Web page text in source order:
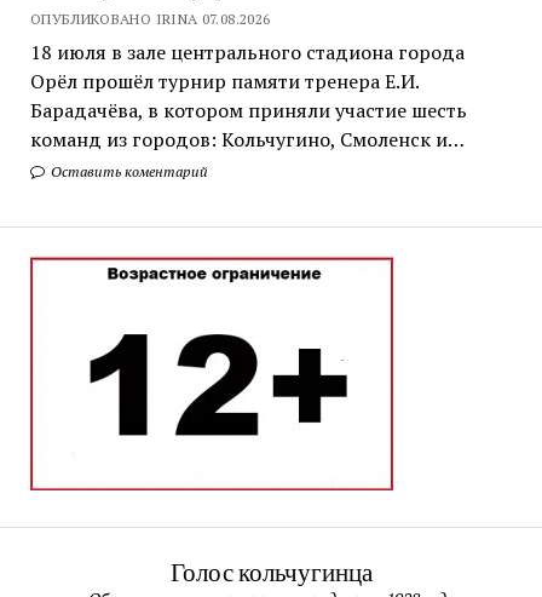
ОПУБЛИКОВАНО IRINA 07.08.2026
18 июля в зале центрального стадиона города
Орёл прошёл турнир памяти тренера Е.И.
Барадачёва, в котором приняли участие шесть
команд из городов: Кольчугино, Смоленск и…
Оставить коментарий
Голос кольчугинца